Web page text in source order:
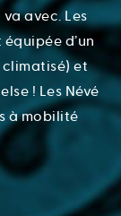
avec. Les
d’un
climatisé) et
! Les Névé
à mobilité